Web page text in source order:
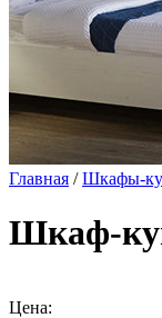
Главная /Шкафы-
Шкаф-
Цена: